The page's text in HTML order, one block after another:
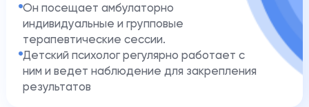
Он посещает амбулаторно
индивидуальные и групповые
терапевтические сессии.
Детский психолог регулярно работает с
ним и ведет наблюдение для закрепления
результатов